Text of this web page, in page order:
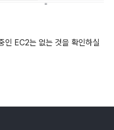
EC2는 없는 것을 확인하실